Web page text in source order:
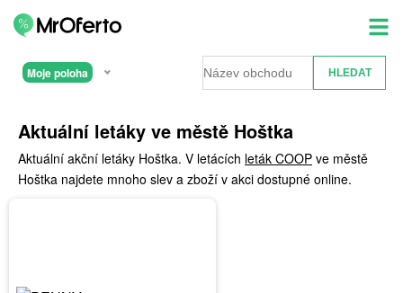
Moje poloha
Aktuální letáky ve městě Hoštka
Aktuální akční letáky Hoštka. V letácích leták COOP ve městě
Hoštka najdete mnoho slev a zboží v akci dostupné online.